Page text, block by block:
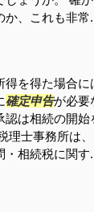
か、これも非常
得を得た場合に
確定申告が必要
は相続の開
理士事務所は
・相続税に関す